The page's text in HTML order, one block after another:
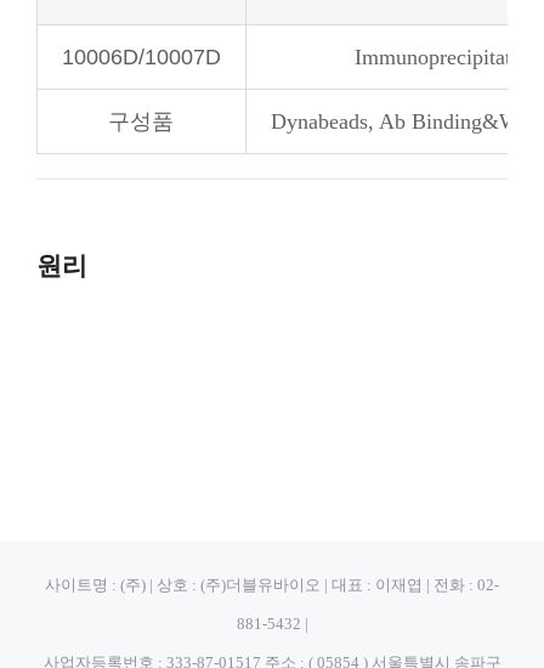
10006D/10007D
구성품 Dynabeads, Ab
원리
사이트명 : (주) | 상호 : (주)더블유바이오 | 대표 : 이재엽 | 전화 : 02-
881-5432 |
사업자등록번호 : 333-87-01517 주소 : ( 05854 ) 서울특별시 송파구